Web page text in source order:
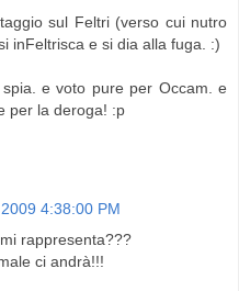
sul Feltri (verso cui nutro
inFeltrisca e si dia alla fuga. :)
e voto pure per Occam. e
per la deroga! :p
4:38:00 PM
rappresenta???
ci andrà!!!